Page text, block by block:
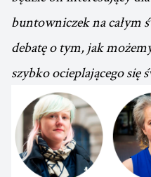
buntowniczek na całym
debatę o tym, jak
szybko ocieplającego się